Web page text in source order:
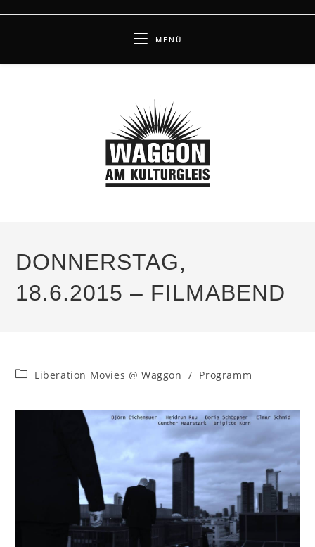
MENÜ
DONNERSTAG,
18.6.2015 – FILMABEND
Beitrags-
Liberation Movies @ Waggon / Programm